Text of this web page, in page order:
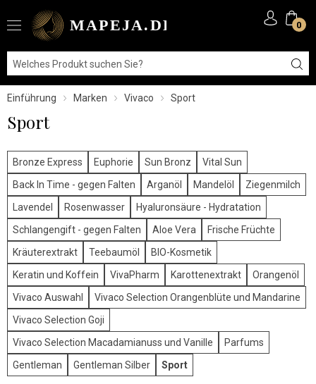
0
Einführung Marken Vivaco Sport
Sport
Bronze Express Euphorie Sun Bronz
Vital Sun
Back In Time - gegen Falten
Arganöl Mandelöl
Ziegenmilch
Lavendel
Rosenwasser
Hyaluronsäure - Hydratation
Schlangengift - gegen Falten
Aloe Vera
Frische Früchte
Kräuterextrakt
Teebaumöl
BIO-Kosmetik
Keratin und Koffein
VivaPharm Karottenextrakt
Orangenöl
Vivaco Auswahl
Vivaco Selection Orangenblüte und Mandarine
Vivaco Selection Goji
Vivaco Selection Macadamianuss und Vanille
Parfums
Gentleman
Gentleman Silber Sport